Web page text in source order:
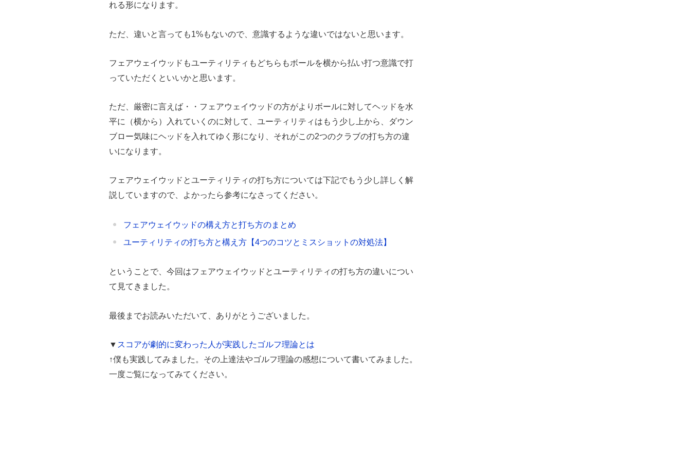
れる形になります。
ただ、違いと言っても1%もないので、意識するような違いではないと思います。
フェアウェイウッドもユーティリティもどちらもボールを横から払い打つ意識で打
っていただくといいかと思います。
ただ、厳密に言えば・・フェアウェイウッドの方がよりボールに対してヘッドを水
平に（横から）入れていくのに対して、ユーティリティはもう少し上から、ダウン
ブロー気味にヘッドを入れてゆく形になり、それがこの2つのクラブの打ち方の違
いになります。
フェアウェイウッドとユーティリティの打ち方については下記でもう少し詳しく解
説していますので、よかったら参考になさってください。
フェアウェイウッドの構え方と打ち方のまとめ
ユーティリティの打ち方と構え方【4つのコツとミスショットの対処法】
ということで、今回はフェアウェイウッドとユーティリティの打ち方の違いについ
て見てきました。
最後までお読みいただいて、ありがとうございました。
▼ スコアが劇的に変わった人が実践したゴルフ理論とは
↑僕も実践してみました。その上達法やゴルフ理論の感想について書いてみました。
一度ご覧になってみてください。